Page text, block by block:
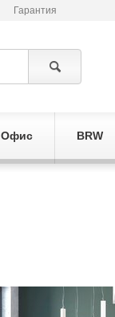
Гарантия
Офис BRW